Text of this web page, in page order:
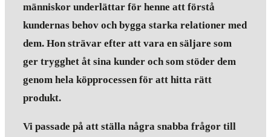
människor underlättar för henne att förstå
kundernas behov och bygga starka relationer med
dem. Hon strävar efter att vara en säljare som
ger trygghet åt sina kunder och som stöder dem
genom hela köpprocessen för att hitta rätt
produkt.
Vi passade på att ställa några snabba frågor till